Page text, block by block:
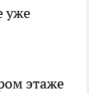
уже
этаже